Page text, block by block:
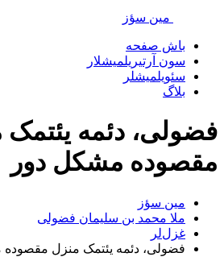
مین سؤز
باش صفحه
سون آرتیریلمیشلار
سئویلمیشلر
بلاگ
فضولی، دئمه یئتمک
مقصوده مشکل دور
مین سؤز
ملا محمد بن سلیمان فضولی
غزل‌لر
فضولی، دئمه یئتمک منزل